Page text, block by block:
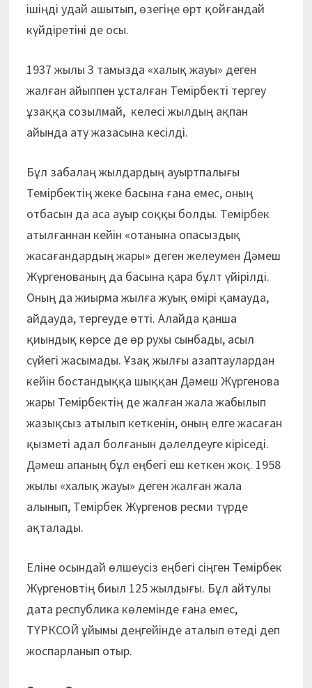
ішіңді удай ашытып, өзегіңе өрт қойғандай
күйдіретіні де осы.
1937 жылы 3 тамызда «халық жауы» деген
жалған айыппен ұсталған Темірбекті тергеу
ұзаққа созылмай, келесі жылдың ақпан
айында ату жазасына кесілді.
Бұл забалаң жылдардың ауыртпалығы
Темірбектің жеке басына ғана емес, оның
отбасын да аса ауыр соққы болды. Темірбек
атылғаннан кейін «отанына опасыздық
жасағандардың жары» деген желеумен Дәмеш
Жүргенованың да басына қара бұлт үйірілді.
Оның да жиырма жылға жуық өмірі қамауда,
айдауда, тергеуде өтті. Алайда қанша
қиындық көрсе де өр рухы сынбады, асыл
сүйегі жасымады. Ұзақ жылғы азаптаулардан
кейін бостандыққа шыққан Дәмеш Жүргенова
жары Темірбектің де жалған жала жабылып
жазықсыз атылып кеткенін, оның елге жасаған
қызметі адал болғанын дәлелдеуге кіріседі.
Дәмеш апаның бұл еңбегі еш кеткен жоқ. 1958
жылы «халық жауы» деген жалған жала
алынып, Темірбек Жүргенов ресми түрде
ақталады.
Еліне осындай өлшеусіз еңбегі сіңген Темірбек
Жүргеновтің биыл 125 жылдығы. Бұл айтулы
дата республика көлемінде ғана емес,
ТҮРКСОЙ ұйымы деңгейінде аталып өтеді деп
жоспарланып отыр.